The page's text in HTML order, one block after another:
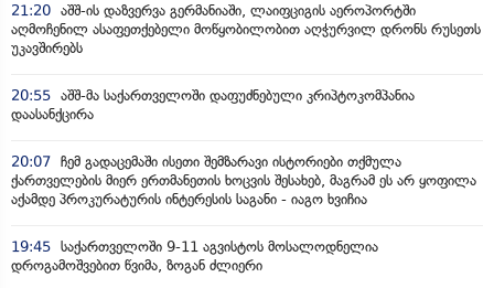
21:20 აშშ-ის დაზვერვა გერმანიაში, ლაიფციგის აეროპორტში
აღმოჩენილ ასაფეთქებელი მოწყობილობით აღჭურვილ დრონს რუსეთს
უკავშირებს
20:55 აშშ-მა საქართველოში დაფუძნებული კრიპტოკომპანია
დაასანქცირა
20:07 ჩემ გადაცემაში ისეთი შემზარავი ისტორიები თქმულა
ქართველების მიერ ერთმანეთის ხოცვის შესახებ, მაგრამ ეს არ ყოფილა
აქამდე პროკურატურის ინტერესის საგანი - იაგო ხვიჩია
19:45 საქართველოში 9-11 აგვისტოს მოსალოდნელია
დროგამოშვებით წვიმა, ზოგან ძლიერი